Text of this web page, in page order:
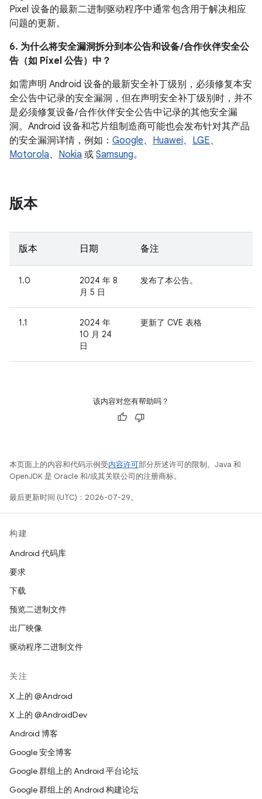
Pixel 设备的最新二进制驱动程序中通常包含用于解决相应
问题的更新。
6. 为什么将安全漏洞拆分到本公告和设备 /合作伙伴安全公
告（如 Pixel 公告）中？
如需声明 Android 设备的最新安全补丁级别，必须修复本安
全公告中记录的安全漏洞，但在声明安全补丁级别时，并不
是必须修复设备/ 合作伙伴安全公告中记录的其他安全漏
洞。Android 设备和芯片组制造商可能也会发布针对其产品
的安全漏洞详情，例如： Google、 Huawei、 LGE、
Motorola、 Nokia 或 Samsung。
版本
版本 日期 备注
1.0
2024 年 8
月 5 日
发布了本公告。
1.1
2024 年
10 月 24
日
更新了 CVE 表格
该内容对您有帮助吗？
本页面上的内容和代码示例受内容许可部分所述许可的限制。Java 和
OpenJDK 是 Oracle 和/或其关联公司的注册商标。
最后更新时间 (UTC)：2026-07-29。
构建
Android 代码库
要求
下载
预览二进制文件
出厂映像
驱动程序二进制文件
关注
X 上的 @Android
X 上的 @AndroidDev
Android 博客
Google 安全博客
Google 群组上的 Android 平台论坛
Google 群组上的 Android 构建论坛